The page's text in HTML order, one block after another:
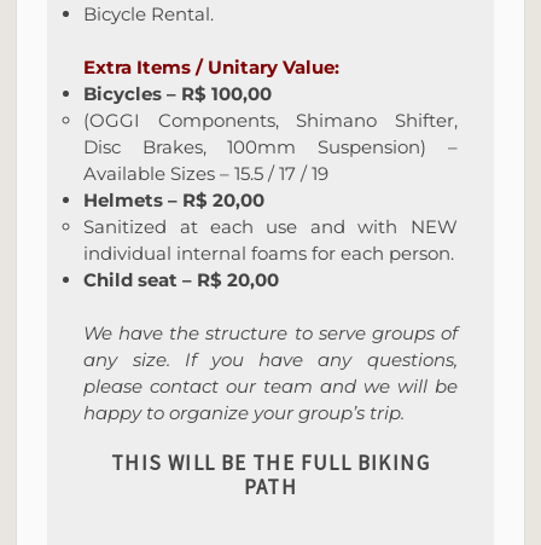
Bicycle Rental.
Extra Items / Unitary Value:
Bicycles – R$ 100,00
(OGGI Components, Shimano Shifter,
Disc Brakes, 100mm Suspension) –
Available Sizes – 15.5 / 17 / 19
Helmets – R$ 20,00
Sanitized at each use and with NEW
individual internal foams for each person.
Child seat – R$ 20,00
We have the structure to serve groups of
any size. If you have any questions,
please contact our team and we will be
happy to organize your group’s trip.
THIS WILL BE THE FULL BIKING
PATH